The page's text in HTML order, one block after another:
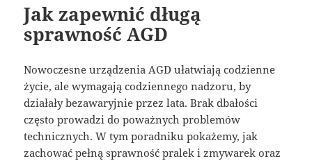
Jak zapewnić długą
sprawność AGD
Nowoczesne urządzenia AGD ułatwiają codzienne
życie, ale wymagają codziennego nadzoru, by
działały bezawaryjnie przez lata. Brak dbałości
często prowadzi do poważnych problemów
technicznych. W tym poradniku pokażemy, jak
zachować pełną sprawność pralek i zmywarek oraz